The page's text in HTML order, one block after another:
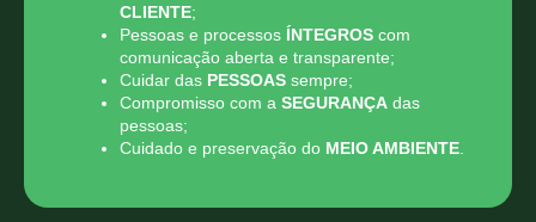
CLIENTE;
Pessoas e processos ÍNTEGROS com
comunicação aberta e transparente;
Cuidar das PESSOAS sempre;
Compromisso com a SEGURANÇA das
pessoas;
Cuidado e preservação do MEIO AMBIENTE